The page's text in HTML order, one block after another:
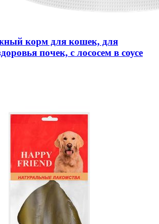
корм для кошек, для
почек, с лососем в соусе